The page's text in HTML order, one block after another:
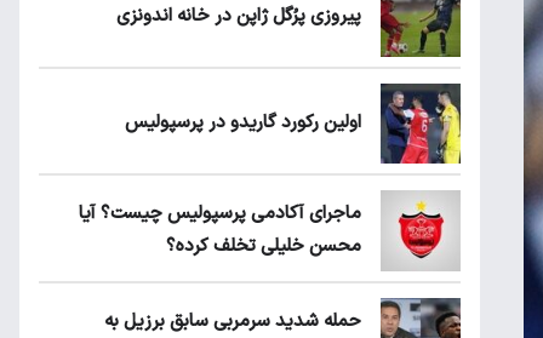
پیروزی پرُگل ژاپن در خانه اندونزی
اولین رکورد گاریدو در پرسپولیس
ماجرای آکادمی پرسپولیس چیست؟ آیا
محسن خلیلی تخلف کرده؟
حمله شدید سرمربی سابق برزیل به